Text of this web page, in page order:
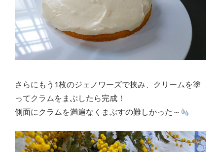
さらにもう1枚のジェノワーズで挟み、クリームを塗
ってクラムをまぶしたら完成！
側面にクラムを満遍なくまぶすの難しかった～